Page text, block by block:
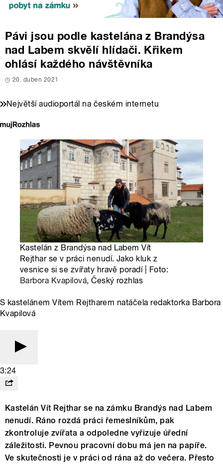
Pávi jsou podle kastelána z Brandýsa
nad Labem skvělí hlídači. Křikem
ohlásí každého návštěvníka
20. duben 2021
Největší audioportál na českém internetu
Kastelán z Brandýsa nad Labem Vít
Rejthar se v práci nenudí. Jako kluk z
vesnice si se zvířaty hravě poradí | Foto:
Barbora Kvapilová, Český rozhlas
S kastelánem Vítem Rejtharem natáčela redaktorka Barbora
Kvapilová
3:24
Kastelán Vít Rejthar se na zámku Brandýs nad Labem
nenudí. Ráno rozdá práci řemeslníkům, pak
zkontroluje zvířata a odpoledne vyřizuje úřední
záležitosti. Pevnou pracovní dobu má jen na papíře.
Ve skutečnosti je v práci od rána až do večera. Přesto